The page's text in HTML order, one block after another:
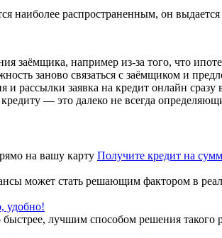
наиболее распространенным, он
заёмщика, например из-за того, что
заново связаться с заёмщиком и
заявка на кредит онлайн сразу
— это далеко не всегда
Получите кредит на
может стать решающим фактором в
удобно!
лучшим способом решения такого